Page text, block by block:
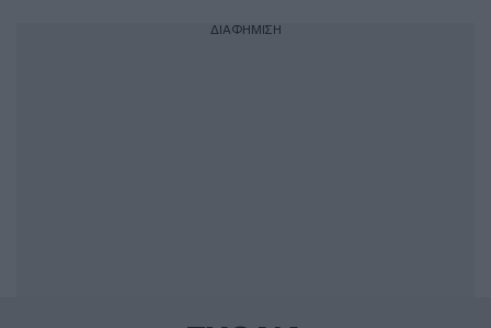
ΔΙΑΦΗΜΙΣΗ